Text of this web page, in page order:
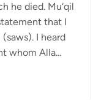
he died. Mu‘qil
that I
I heard
whom Alla...